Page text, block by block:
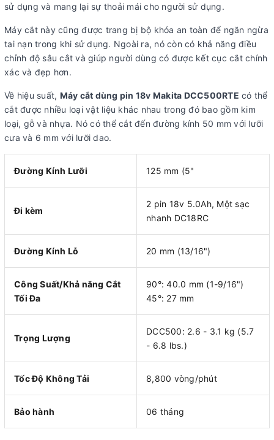
sử dụng và mang lại sự thoải mái cho người sử dụng.
Máy cắt này cũng được trang bị bộ khóa an toàn để ngăn ngừa
tai nạn trong khi sử dụng. Ngoài ra, nó còn có khả năng điều
chỉnh độ sâu cắt và giúp người dùng có được kết cục cắt chính
xác và đẹp hơn.
Về hiệu suất, Máy cắt dùng pin 18v Makita DCC500RTE có thể
cắt được nhiều loại vật liệu khác nhau trong đó bao gồm kim
loại, gỗ và nhựa. Nó có thể cắt đến đường kính 50 mm với lưỡi
cưa và 6 mm với lưỡi dao.
Đường Kính Lưỡi 125 mm (5"
Đi kèm
2 pin 18v 5.0Ah, Một sạc
nhanh DC18RC
Đường Kính Lỗ 20 mm (13/16")
Công Suất/Khả năng Cắt
Tối Đa
90°: 40.0 mm (1-9/16")
45°: 27 mm
Trọng Lượng
DCC500: 2.6 - 3.1 kg (5.7
- 6.8 lbs.)
Tốc Độ Không Tải 8,800 vòng/phút
Bảo hành 06 tháng